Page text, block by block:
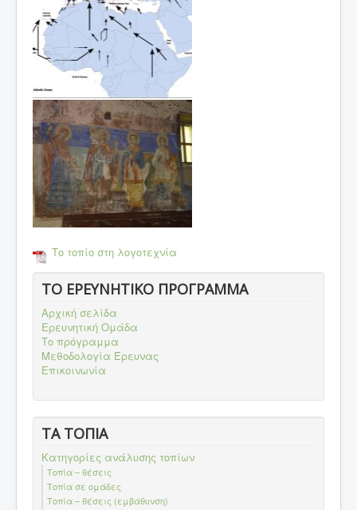
Το τοπίο στη λογοτεχνία
ΤΟ ΕΡΕΥΝΗΤΙΚΟ ΠΡΟΓΡΑΜΜΑ
Αρχική σελίδα
Ερευνητική Ομάδα
Το πρόγραμμα
Μεθοδολογία Έρευνας
Επικοινωνία
ΤΑ ΤΟΠΙΑ
Κατηγορίες ανάλυσης τοπίων
Τοπία – θέσεις
Τοπία σε ομάδες
Τοπία – θέσεις (εμβάθυνση)